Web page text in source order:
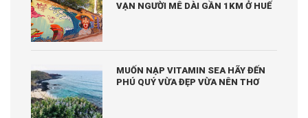
VẠN NGƯỜI MÊ DÀI GẦN 1KM Ở HUẾ
MUỐN NẠP VITAMIN SEA HÃY ĐẾN
PHÚ QUÝ VỪA ĐẸP VỪA NÊN THƠ